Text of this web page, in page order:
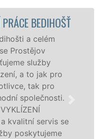
VYKLÍZECÍ PRÁCE A
v Bedihošti a okolí.
jak fyzickým, tak
zárukou kvalitně